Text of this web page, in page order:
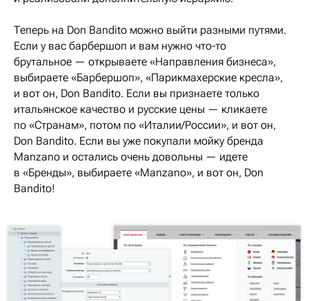
Теперь на Don Bandito можно выйти разными путями.
Если у вас барбершоп и вам нужно что-то
брутальное — открываете «Направления бизнеса»,
выбираете «Барбершоп», «Парикмахерские кресла»,
и вот он, Don Bandito. Если вы признаете только
итальянское качество и русские цены — кликаете
по «Странам», потом по «Италии/России», и вот он,
Don Bandito. Если вы уже покупали мойку бренда
Manzano и остались очень довольны — идете
в «Бренды», выбираете «Manzano», и вот он, Don
Bandito!